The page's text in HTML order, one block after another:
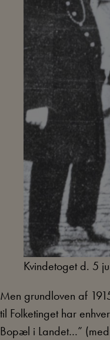
Kvindetoget d. 5
Men grundloven af
til Folketinget har
Bopæl i Landet…”